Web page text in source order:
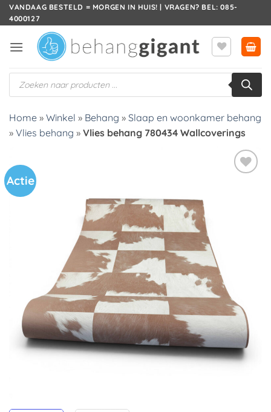
Ga
naar
VANDAAG BESTELD = MORGEN IN HUIS! | VRAGEN? BEL: 085-
4000127
Producten
zoeken
Home » Winkel » Behang » Slaap en woonkamer behang
» Vlies behang » Vlies behang 780434 Wallcoverings
Actie